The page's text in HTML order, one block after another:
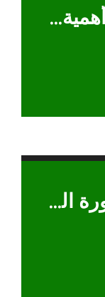
مكانة البيت الحرام وأهميةالصلاة للجسم
إنشقاق القمر 1-5 سورة القمر